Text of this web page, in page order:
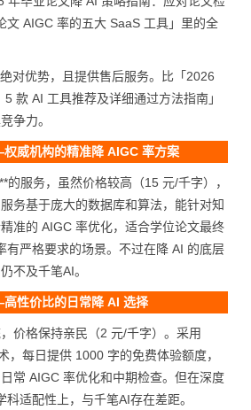
文 AIGC 率的五大 SaaS 工具」里的全
对优势，且提供售后服务。比「2026
款 AI 工具推荐及详细通过方法指南」
争力。
威机构的精准降 AIGC 率方案
的服务，虽然价格较高（15 元/千字），
务基于庞大的数据库和算法，能针对知
准的 AIGC 率优化，适合学位论文最终
有严格要求的场景。不过在降 AI 的底层
不及千笔AI。
性价比的日常降 AI 选择
价格保持亲民（2 元/千字）。采用
，每日提供 1000 字的免费体验额度，
常 AIGC 率优化和中期检查。但在深度
适配性上，与千笔AI存在差距。